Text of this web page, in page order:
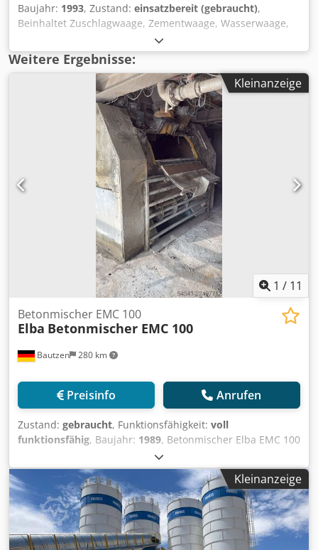
Baujahr: 1993, Zustand: einsatzbereit (gebraucht),
Beinhaltet Zuschlagwaage, Zementwaage, Wasserwaage,
Zusatzmittelwaage, Sonderst.-waage, Schlosser-Mischer
und Biotronik-Steuerung, Dokumentation vorhanden, eine
Besichtigung vor Ort ist möglich. Dcjdpfx Aleq Ttz To Sok
Weitere Ergebnisse:
Kleinanzeige
1 / 11
Bautzen 280 km
Betonmischer EMC 100
Elba Betonmischer EMC 100
Preisinfo Anrufen
Zustand: gebraucht, Funktionsfähigkeit: voll
funktionsfähig, Baujahr: 1989, Betonmischer Elba EMC 100
Baujahr 1989 -komplett generalüberholt 2024
Dodpfozrwquox Al Ssck -Welle /Lager ... neu
Kleinanzeige